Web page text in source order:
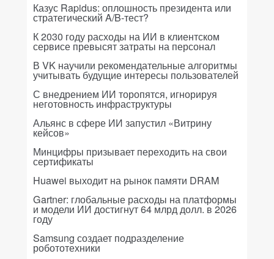
Казус Rapidus: оплошность президента или
стратегический A/B-тест?
К 2030 году расходы на ИИ в клиентском
сервисе превысят затраты на персонал
В VK научили рекомендательные алгоритмы
учитывать будущие интересы пользователей
С внедрением ИИ торопятся, игнорируя
неготовность инфраструктуры
Альянс в сфере ИИ запустил «Витрину
кейсов»
Минцифры призывает переходить на свои
сертификаты
Huawei выходит на рынок памяти DRAM
Gartner: глобальные расходы на платформы
и модели ИИ достигнут 64 млрд долл. в 2026
году
Samsung создает подразделение
робототехники